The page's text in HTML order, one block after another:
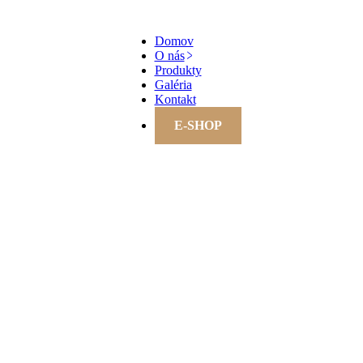
Domov
O nás
Produkty
Galéria
Kontakt
E-SHOP